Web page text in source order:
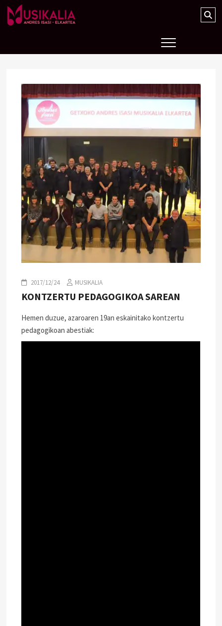
2017/12/24 MUSIKALIA
KONTZERTU PEDAGOGIKOA SAREAN
Hemen duzue, azaroaren 19an eskainitako kontzertu
pedagogikoan abestiak: